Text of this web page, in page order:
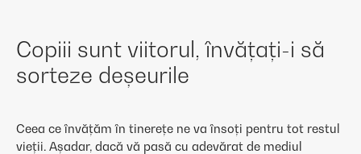
Copiii sunt viitorul, învățați-i să
sorteze deșeurile
Ceea ce învățăm în tinerețe ne va însoți pentru tot restul
vieții. Așadar, dacă vă pasă cu adevărat de mediul